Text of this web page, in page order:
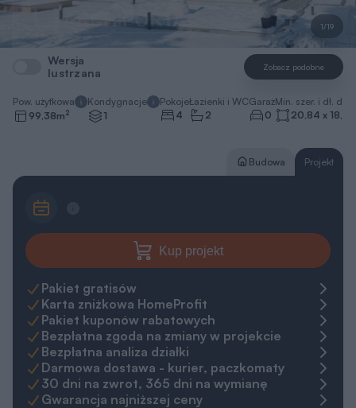
1/19
Wersja
lustrzana
Zobacz podobne
Pow. użytkowa
99,38m2
Kondygnacje
1
Pokoje
4
Łazienki i WC
2
Garaż
0
Min. szer. i dł.
20,84 x 18,49
Budowa Projekt
Kup projekt
Pakiet gratisów
Karta zniżkowa HomeProfit
Pakiet kuponów rabatowych
Bezpłatna zgoda na zmiany w projekcie
Bezpłatna analiza działki
Darmowa dostawa - kurier, paczkomaty
30 dni na zwrot, 365 dni na wymianę
Gwarancja najniższej ceny